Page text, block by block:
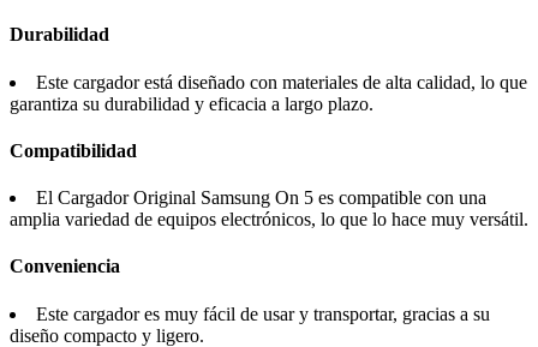
Durabilidad
Este cargador está diseñado con materiales de alta calidad, lo que
garantiza su durabilidad y eficacia a largo plazo.
Compatibilidad
El Cargador Original Samsung On 5 es compatible con una
amplia variedad de equipos electrónicos, lo que lo hace muy versátil.
Conveniencia
Este cargador es muy fácil de usar y transportar, gracias a su
diseño compacto y ligero.